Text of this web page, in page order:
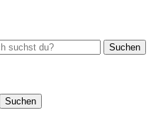
Suchen
Suchen